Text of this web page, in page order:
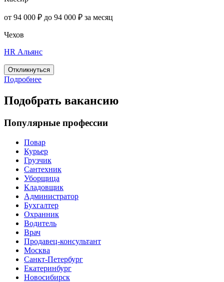
от 94 000 ₽ до 94 000 ₽ за месяц
Чехов
HR Альянс
Откликнуться
Подробнее
Подобрать вакансию
Популярные профессии
Повар
Курьер
Грузчик
Сантехник
Уборщица
Кладовщик
Администратор
Бухгалтер
Охранник
Водитель
Врач
Продавец-консультант
Москва
Санкт-Петербург
Екатеринбург
Новосибирск